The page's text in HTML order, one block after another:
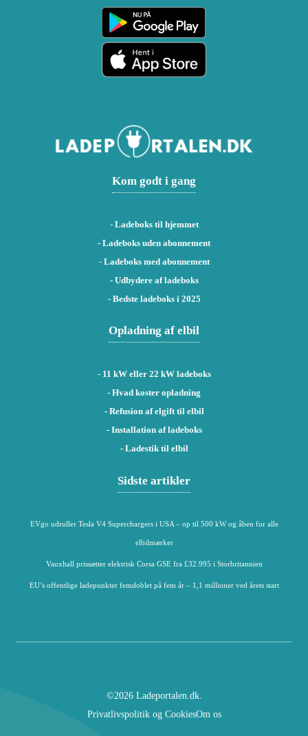
Kom godt i gang
- Ladeboks til hjemmet
- Ladeboks uden abonnement
- Ladeboks med abonnement
- Udbydere af ladeboks
- Bedste ladeboks i 2025
Opladning af elbil
- 11 kW eller 22 kW ladeboks
- Hvad koster opladning
- Refusion af elgift til elbil
- Installation af ladeboks
- Ladestik til elbil
Sidste artikler
EVgo udruller Tesla V4 Superchargers i USA – op til 500 kW og åben for alle
elbilmærker
Vauxhall prissætter elektrisk Corsa GSE fra £32.995 i Storbritannien
EU’s offentlige ladepunkter femdoblet på fem år – 1,1 millioner ved årets start
©2026 Ladeportalen.dk.
Privatlivspolitik og CookiesOm os